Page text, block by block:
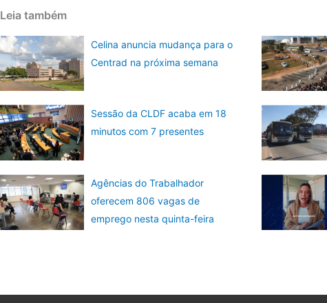
Leia também
Celina anuncia mudança para o
Centrad na próxima semana
Sessão da CLDF acaba em 18
minutos com 7 presentes
Agências do Trabalhador
oferecem 806 vagas de
emprego nesta quinta-feira